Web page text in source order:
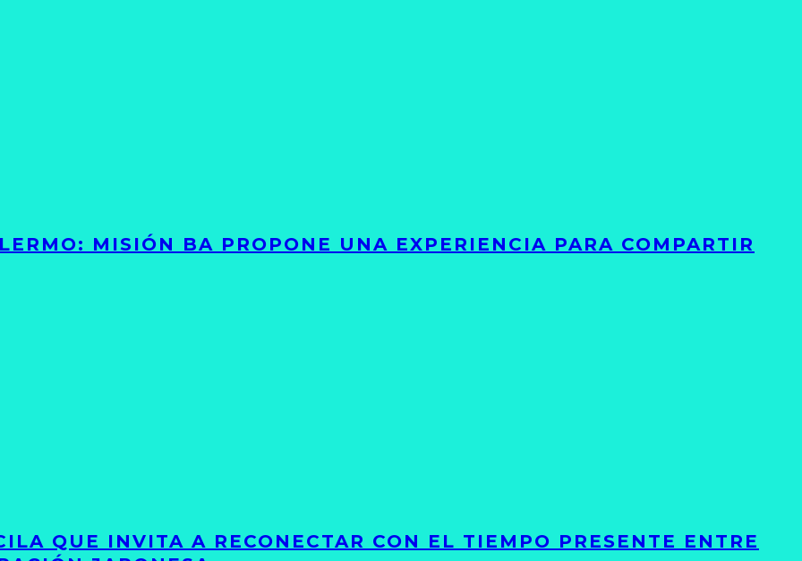
MISIÓN BA PROPONE UNA EXPERIENCIA PARA COMPARTIR
QUE INVITA A RECONECTAR CON EL TIEMPO PRESENTE ENTRE